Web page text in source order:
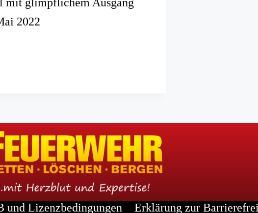
mit glimpflichem Ausgang
2022
und Lizenzbedingungen Erklärung zur